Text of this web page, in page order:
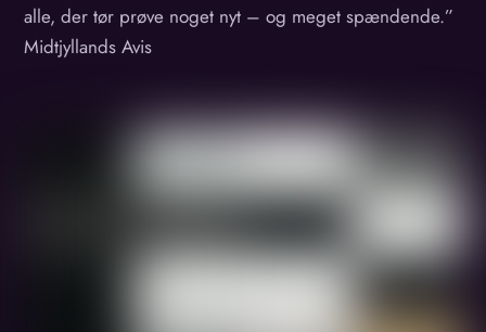
alle, der tør prøve noget nyt – og meget spændende.”
Midtjyllands Avis